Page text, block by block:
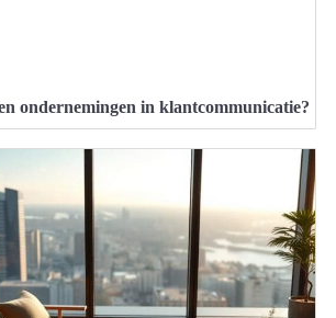
ondernemingen in klantcommunicatie?